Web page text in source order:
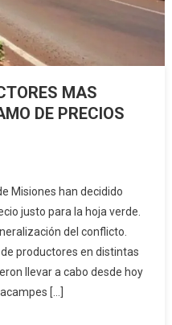
MAS
DE PRECIOS
Misiones han decidido
justo para la hoja verde.
del conflicto.
productores en distintas
llevar a cabo desde hoy
[…]